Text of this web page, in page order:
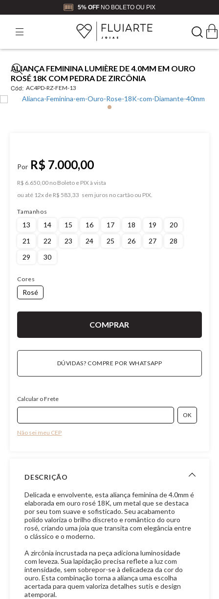
5% OFF NO BOLETO OU PIX
ALIANÇA FEMININA LUMIÈRE DE 4.0MM EM OURO
ROSÉ 18K COM PEDRA DE ZIRCÔNIA
Cód: AC4PD-RZ-FEM-13
R$ 7.000,00
R$ 6.650,00 no Boleto e PIX
ou
12x de R$ 583,33
Tamanhos
13 14 15 16 17 18 19
20
21
22 23 24 25 26 27
28
29
30
Cores
Rosé
DÚVIDAS? COMPRE POR WHATSAPP
Calcular o Frete
Não sei meu CEP
DESCRIÇÃO
Delicada e envolvente, esta aliança feminina de 4.0mm é
elaborada em ouro rosé 18K, um metal que se destaca
por seu tom suave e sofisticado. Seu acabamento
polido valoriza o brilho discreto e romântico do ouro
rosé, criando uma joia que transita com elegância entre
o clássico e o moderno.
A zircônia incrustada na peça adiciona luminosidade
com leveza. Sua lapidação precisa reflete a luz com
intensidade, sem sobrepor-se à delicadeza da cor do
ouro. Esta combinação torna a aliança uma escolha
acertada para quem valoriza detalhes sutis e design
atemporal.